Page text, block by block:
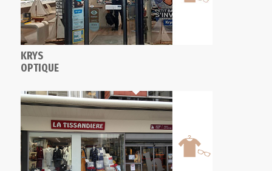
KRYS
OPTIQUE